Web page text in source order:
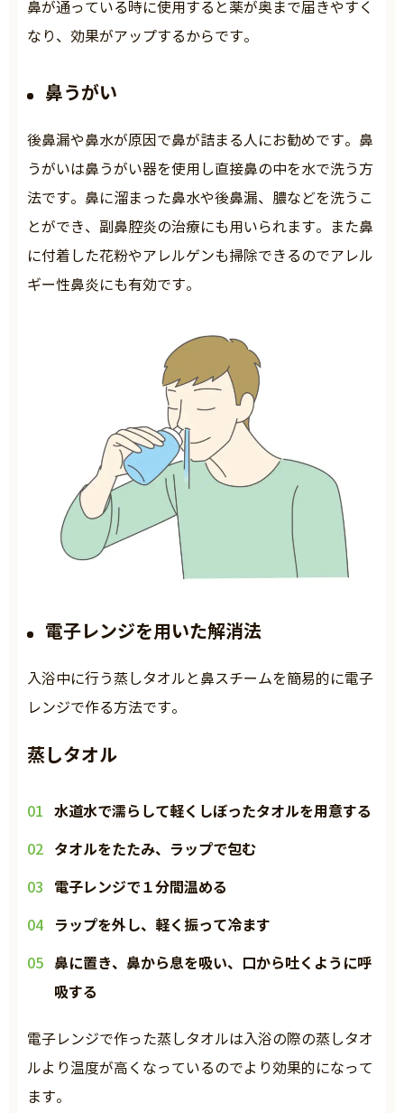
鼻が通っている時に使用すると薬が奥まで届きやすく
なり、効果がアップするからです。
鼻うがい
後鼻漏や鼻水が原因で鼻が詰まる人にお勧めです。鼻
うがいは鼻うがい器を使用し直接鼻の中を水で洗う方
法です。鼻に溜まった鼻水や後鼻漏、膿などを洗うこ
とができ、副鼻腔炎の治療にも用いられます。また鼻
に付着した花粉やアレルゲンも掃除できるのでアレル
ギー性鼻炎にも有効です。
電子レンジを用いた解消法
入浴中に行う蒸しタオルと鼻スチームを簡易的に電子
レンジで作る方法です。
蒸しタオル
水道水で濡らして軽くしぼったタオルを用意する
タオルをたたみ、ラップで包む
電子レンジで１分間温める
ラップを外し、軽く振って冷ます
鼻に置き、鼻から息を吸い、口から吐くように呼
吸する
電子レンジで作った蒸しタオルは入浴の際の蒸しタオ
ルより温度が高くなっているのでより効果的になって
ます。